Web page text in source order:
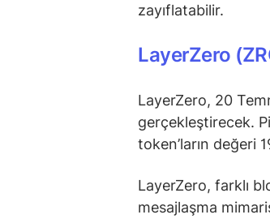
zayıflatabilir.
LayerZero
LayerZero, 20
gerçekleştirecek.
token’ların değeri
LayerZero, farklı
mesajlaşma